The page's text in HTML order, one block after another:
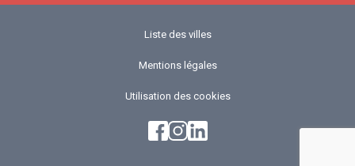
Liste des villes
Mentions légales
Utilisation des cookies